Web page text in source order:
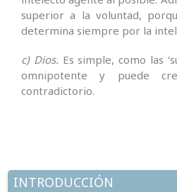
INTRODUCCIÓN
superior a la voluntad,
determina siempre por la
c) Dios. Es simple, como las
omnipotente y puede
contradictorio.